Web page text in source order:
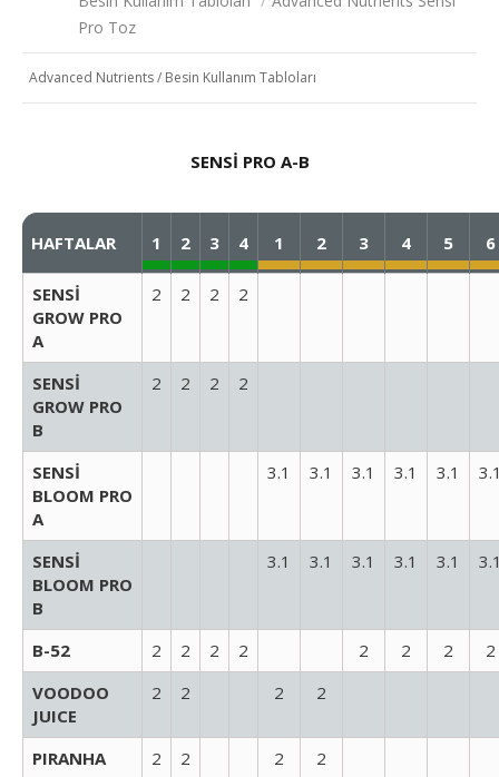
Pro Toz
Advanced Nutrients/ Besin Kullanım Tabloları
SENSİ PRO A-B
HAFTALAR 1 2 3 4 1 2 3 4 5 6
SENSİ
GROW PRO
A
2 2 2 2
SENSİ
GROW PRO
B
2 2 2 2
SENSİ
BLOOM PRO
A
3.1 3.1 3.1 3.1 3.1
SENSİ
BLOOM PRO
B
3.1 3.1 3.1 3.1 3.1
B-52 2 2 2 2 2 2 2
2
VOODOO
JUICE
2 2 2 2
PIRANHA 2 2 2
2